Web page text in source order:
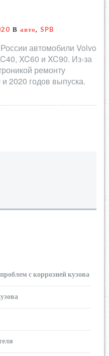
В авто, SPB
автомобили Volvo
XC60 и XC90. Из-за
ремонту
2020 годов выпуска.
с коррозией кузова